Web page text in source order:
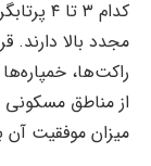
کدام ۳
مجدد بالا دارند.
از مناطق مسکونی
میزان موفقیت آن بالای ۹۰٪